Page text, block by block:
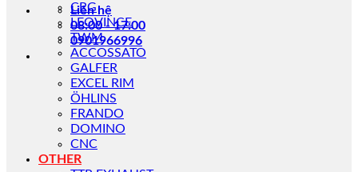
Liên hệ
08:00 - 17:00
0901966996
CRG
LEOVINCE
TWM
ACCOSSATO
GALFER
EXCEL RIM
ÖHLINS
FRANDO
DOMINO
CNC
OTHER